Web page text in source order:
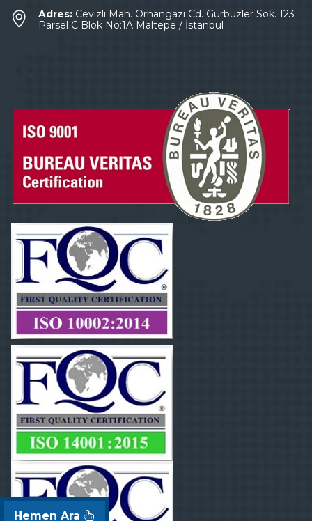
Adres: Cevizli Mah. Orhangazi Cd. Gürbüzler Sok. 123
Parsel C Blok No:1A Maltepe / İstanbul
Hemen Ara